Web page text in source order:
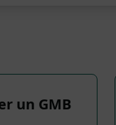
un GMB